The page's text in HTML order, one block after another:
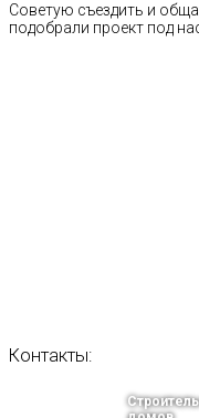
Советую съездить и
подобрали проект под
Контакты: